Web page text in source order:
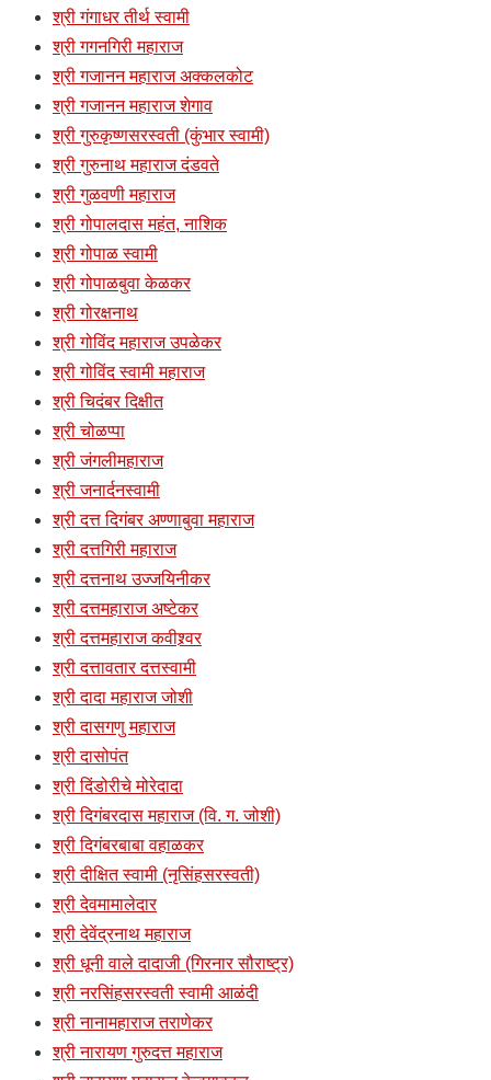
श्री गंगाधर तीर्थ स्वामी
श्री गगनगिरी महाराज
श्री गजानन महाराज अक्कलकोट
श्री गजानन महाराज शेगाव
श्री गुरुकृष्णसरस्वती (कुंभार स्वामी)
श्री गुरुनाथ महाराज दंडवते
श्री गुळवणी महाराज
श्री गोपालदास महंत, नाशिक
श्री गोपाळ स्वामी
श्री गोपाळबुवा केळकर
श्री गोरक्षनाथ
श्री गोविंद महाराज उपळेकर
श्री गोविंद स्वामी महाराज
श्री चिदंबर दिक्षीत
श्री चोळप्पा
श्री जंगलीमहाराज
श्री जनार्दनस्वामी
श्री दत्त दिगंबर अण्णाबुवा महाराज
श्री दत्तगिरी महाराज
श्री दत्तनाथ उज्जयिनीकर
श्री दत्तमहाराज अष्टेकर
श्री दत्तमहाराज कवीश्र्वर
श्री दत्तावतार दत्तस्वामी
श्री दादा महाराज जोशी
श्री दासगणु महाराज
श्री दासोपंत
श्री दिंडोरीचे मोरेदादा
श्री दिगंबरदास महाराज (वि. ग. जोशी)
श्री दिगंबरबाबा वहाळकर
श्री दीक्षित स्वामी (नृसिंहसरस्वती)
श्री देवमामालेदार
श्री देवेंद्रनाथ महाराज
श्री धूनी वाले दादाजी (गिरनार सौराष्ट्र)
श्री नरसिंहसरस्वती स्वामी आळंदी
श्री नानामहाराज तराणेकर
श्री नारायण गुरुदत्त महाराज